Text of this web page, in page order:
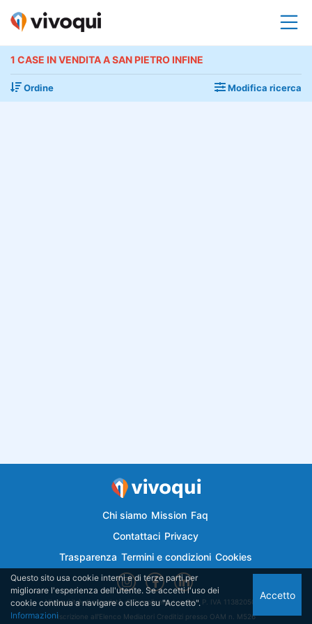
1 CASE IN VENDITA A SAN PIETRO INFINE
Ordine Modifica ricerca
Chi siamo Mission Faq
Contattaci Privacy
Trasparenza Termini e condizioni Cookies
Vivoqui.it è di proprietà di Semplicemutuo Srl - P. IVA 11382050018
Iscrizione all'Elenco Mediatori Creditizi presso OAM n. M526
Questo sito usa cookie interni e di terze parti per
migliorare l'esperienza dell'utente. Se accetti l'uso dei
cookie continua a navigare o clicca su "Accetto".
Informazioni
Accetto